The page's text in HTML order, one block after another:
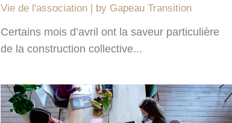
Vie de l'association
by Gapeau Transition
Certains mois d’avril ont la saveur particulière
de la construction collective...